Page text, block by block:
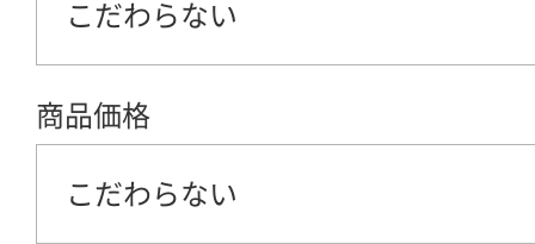
こだわらない
商品価格
こだわらない